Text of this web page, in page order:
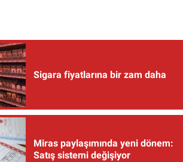
Sigara fiyatlarına bir zam daha
Miras paylaşımında yeni dönem:
Satış sistemi değişiyor